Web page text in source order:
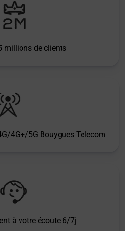
millions de clients
4G+/5G Bouygues Telecom
à votre écoute 6/7j